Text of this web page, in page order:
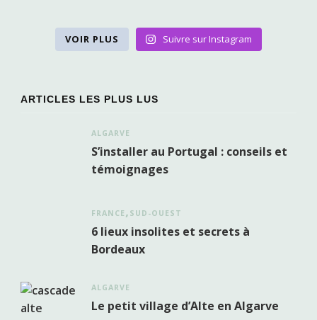
VOIR PLUS Suivre sur Instagram
ARTICLES LES PLUS LUS
ALGARVE
S’installer au Portugal : conseils et
témoignages
FRANCE SUD-OUEST
6 lieux insolites et secrets à
Bordeaux
ALGARVE
Le petit village d’Alte en Algarve